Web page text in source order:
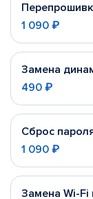
1 090 ₽
Замена
490 ₽
Сброс
1 090 ₽
Замена Wi-Fi